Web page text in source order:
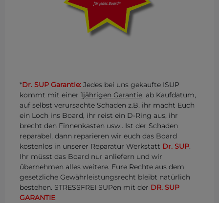
*Dr. SUP Garantie: Jedes bei uns gekaufte ISUP
kommt mit einer 1jährigen Garantie, ab Kaufdatum,
auf selbst verursachte Schäden z.B. ihr macht Euch
ein Loch ins Board, ihr reist ein D-Ring aus, ihr
brecht den Finnenkasten usw.. Ist der Schaden
reparabel, dann reparieren wir euch das Board
kostenlos in unserer Reparatur Werkstatt Dr. SUP.
Ihr müsst das Board nur anliefern und wir
übernehmen alles weitere. Eure Rechte aus dem
gesetzliche Gewährleistungsrecht bleibt natürlich
bestehen. STRESSFREI SUPen mit der DR. SUP
GARANTIE